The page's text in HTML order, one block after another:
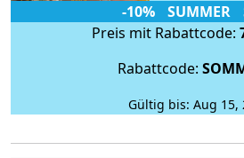
-10% SUMMER
Preis mit Rabattcode:
Rabattcode:
Gültig bis: Aug 15,